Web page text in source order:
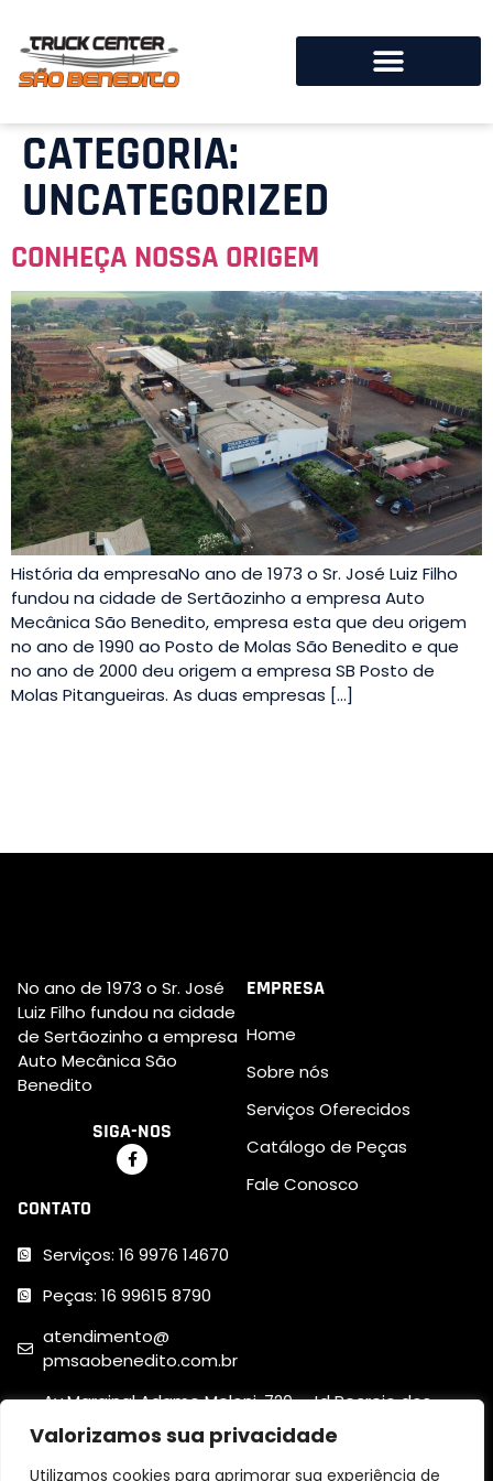
Valorizamos sua privacidade
Utilizamos cookies para aprimorar sua experiência de
CATEGORIA:
UNCATEGORIZED
CONHEÇA NOSSA ORIGEM
História da empresaNo ano de 1973 o Sr. José Luiz Filho
fundou na cidade de Sertãozinho a empresa Auto
Mecânica São Benedito, empresa esta que deu origem
no ano de 1990 ao Posto de Molas São Benedito e que
no ano de 2000 deu origem a empresa SB Posto de
Molas Pitangueiras. As duas empresas […]
No ano de 1973 o Sr. José
Luiz Filho fundou na cidade
de Sertãozinho a empresa
Auto Mecânica São
Benedito
SIGA-NOS
EMPRESA
Home
Sobre nós
Serviços Oferecidos
Catálogo de Peças
Fale Conosco
CONTATO
Serviços: 16 9976 14670
Peças: 16 99615 8790
atendimento@
pmsaobenedito.com.br
Av Marginal Adamo Meloni, 720 - Jd Recreio dos
Bandeirantes - CEP 14175-000 - Sertãozinho-SP